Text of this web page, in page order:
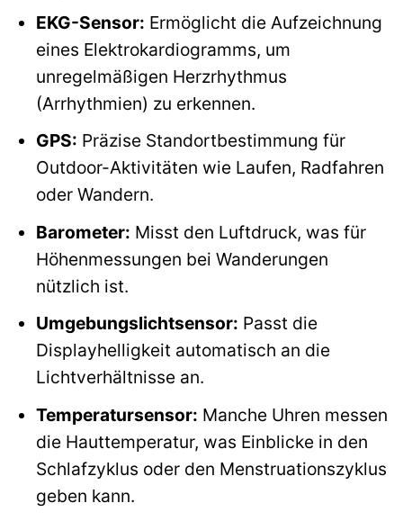
EKG-Sensor: Ermöglicht die Aufzeichnung
eines Elektrokardiogramms, um
unregelmäßigen Herzrhythmus
(Arrhythmien) zu erkennen.
GPS: Präzise Standortbestimmung für
Outdoor-Aktivitäten wie Laufen, Radfahren
oder Wandern.
Barometer: Misst den Luftdruck, was für
Höhenmessungen bei Wanderungen
nützlich ist.
Umgebungslichtsensor: Passt die
Displayhelligkeit automatisch an die
Lichtverhältnisse an.
Temperatursensor: Manche Uhren messen
die Hauttemperatur, was Einblicke in den
Schlafzyklus oder den Menstruationszyklus
geben kann.